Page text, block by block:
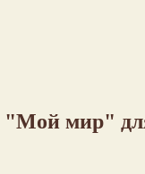
"Мой мир"